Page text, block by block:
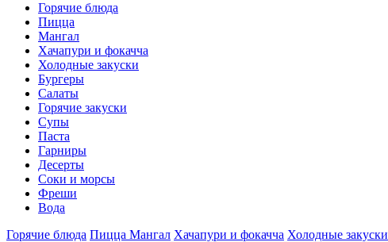
Горячие блюда
Пицца
Мангал
Хачапури и фокачча
Холодные закуски
Бургеры
Салаты
Горячие закуски
Супы
Паста
Гарниры
Десерты
Соки и морсы
Фреши
Вода
Горячие блюда Пицца Мангал Хачапури и фокачча Холодные закуски